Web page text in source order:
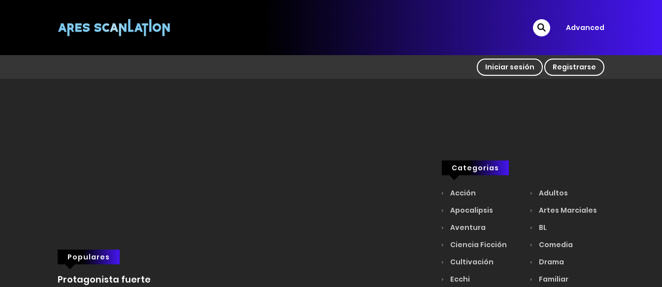
Advanced
Iniciar sesión Registrarse
Populares
Protagonista fuerte
Categorias
Acción
Adultos
Apocalipsis
Artes Marciales
Aventura
BL
Ciencia Ficción
Comedia
Cultivación
Drama
Ecchi
Familiar